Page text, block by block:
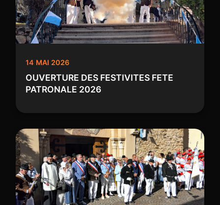
14 MAI 2026
OUVERTURE DES FESTIVITES FETE
PATRONALE 2026